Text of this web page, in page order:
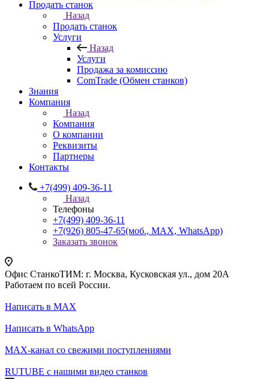
Продать станок
Назад
Продать станок
Услуги
Назад
Услуги
Продажа за комиссию
ComTrade (Обмен станков)
Знания
Компания
Назад
Компания
О компании
Реквизиты
Партнеры
Контакты
+7(499) 409-36-11
Назад
Телефоны
+7(499) 409-36-11
+7(926) 805-47-65(моб., MAX, WhatsApp)
Заказать звонок
Офис СтанкоТИМ: г. Москва, Кусковская ул., дом 20А
Работаем по всей России.
Написать в MAX
Написать в WhatsApp
MAX-канал со свежими поступлениями
RUTUBE с нашими видео станков